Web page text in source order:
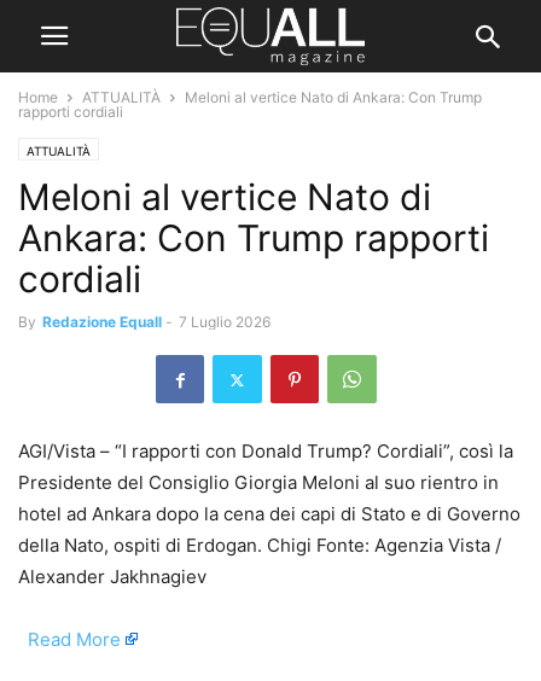
Home ATTUALITÀ
Meloni al vertice Nato di Ankara: Con Trump
rapporti cordiali
ATTUALITÀ
Meloni al vertice Nato di
Ankara: Con Trump rapporti
cordiali
By Redazione Equall - 7 Luglio 2026
AGI/Vista – “I rapporti con Donald Trump? Cordiali”, così la
Presidente del Consiglio Giorgia Meloni al suo rientro in
hotel ad Ankara dopo la cena dei capi di Stato e di Governo
della Nato, ospiti di Erdogan. Chigi Fonte: Agenzia Vista /
Alexander Jakhnagiev
Read More